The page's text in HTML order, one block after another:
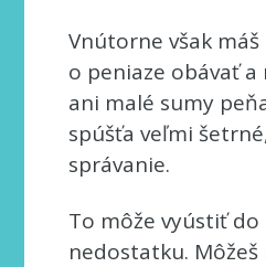
Vnútorne však
o peniaze obávať
ani malé sumy
spúšťa veľmi
správanie.
To môže vyústiť
nedostatku.